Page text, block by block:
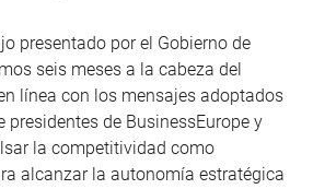
presentado por el Gobierno de
seis meses a la cabeza del
línea con los mensajes adoptados
presidentes de BusinessEurope y
la competitividad como
alcanzar la autonomía estratégica